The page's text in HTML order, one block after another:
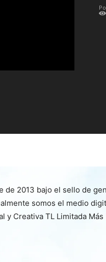
2013 bajo el sello de
somos el medio
y Creativa TL Limitada